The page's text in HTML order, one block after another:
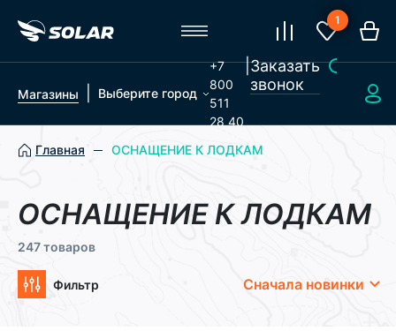
1
Магазины Выберите город
+7
800
511
28 40
|Заказать
звонок
Главная ОСНАЩЕНИЕ К ЛОДКАМ
ОСНАЩЕНИЕ К ЛОДКАМ
247 товаров
Фильтр Сначала новинки